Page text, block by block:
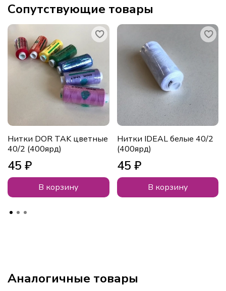
Сопутствующие товары
Нитки DOR TAK цветные
40/2 (400ярд)
45 ₽
В корзину
Нитки IDEAL белые 40/2
(400ярд)
45 ₽
В корзину
Аналогичные товары